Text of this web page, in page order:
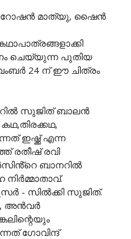
റോഷൻ മാത്യു, ഷൈൻ
ചെയ്യുന്ന പുതിയ
24 ന് ഈ ചിത്രം
സുജിത് ബാലൻ
കഥ,തിരക്കഥ,
ഇഷ്ക്ക് എന്ന
രതീഷ് രവി
ബാനറിൽ
- സിൽക്കി സുജിത്.
അൻവർ
ഗോവിന്ദ്